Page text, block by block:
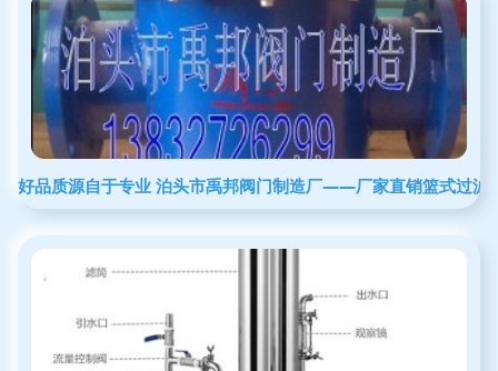
好品质源自于专业 泊头市禹邦阀门制造厂——厂家直销篮式过滤